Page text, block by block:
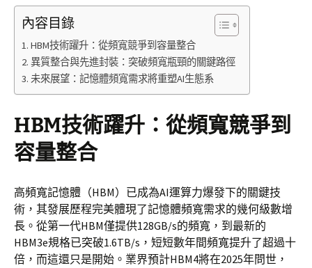
內容目錄
HBM技術躍升：從頻寬競爭到容量整合
異質整合與先進封裝：突破頻寬瓶頸的關鍵路徑
未來展望：記憶體頻寬需求將重塑AI生態系
HBM技術躍升：從頻寬競爭到
容量整合
高頻寬記憶體（HBM）已成為AI運算力爆發下的關鍵技
術，其發展歷程完美體現了記憶體頻寬需求的幾何級數增
長。從第一代HBM僅提供128GB/s的頻寬，到最新的
HBM3e規格已突破1.6TB/s，短短數年間頻寬提升了超過十
倍，而這還只是開始。業界預計HBM4將在2025年問世，